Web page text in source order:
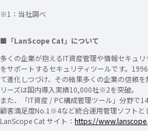
※1：当社調べ
■「LanScope Cat」について
多くの企業が抱えるIT資産管理や情報セキュ
をサポートするセキュリティツールです。
て進化しつづけ、その結果多くの企業の信頼
リーズは国内導入実績10,000社※2を突破。
また、「IT資産 / PC構成管理ツール」分野で
顧客満足度No.1 ※4など統合運用管理ソフトと
LanScope Cat サイト： https://